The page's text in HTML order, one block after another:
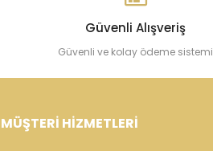
Güvenli Alışveriş
Güvenli ve kolay ödeme sistemi
MÜŞTERİ HİZMETLERİ